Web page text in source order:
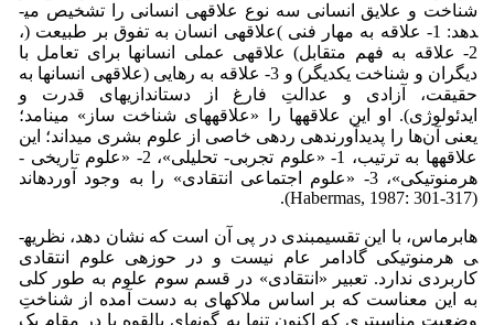
شناخت و علایق انسانی سه نوع علاقه­ی انسانی را تشخیص می­
دهد: 1- علاقه به مهار فنی )علاقه­ی انسان به تفوق بر طبیعت (،
2- علاقه به فهم متقابل) علاقه­ی عملی انسان­ها برای تعامل با
دیگران و شناخت یکدیگر) و 3- علاقه به رهایی (علاقه­ی انسان­ها به
حقیقت، آزادی و عدالتِ فارغ از دست­اندازی­های قدرت و
ایدئولوژی). او این علاقه­ها را «علاقه­های شناخت ساز» می­نامد؛
یعنی آن‌ها را پدیدآورنده­ی رده­ی خاصی از علوم بشری می­داند؛ این
علاقه­ها به ترتیب، 1- «علوم تجربی- تحلیلی»، 2- «علوم تاریخی -
هرمنوتیکی»، 3- «علوم اجتماعی انتقادی» را به وجود آورده­اند
(Habermas, 1987: 301-317).
هابرماس، با این تقسیم­بندی در پی آن است که نشان دهد، نظریه­
ی هرمنوتیکی گادامر عام نیست و در حوزه­ی علوم انتقادی
کاربردی ندارد. تعبیر «انتقادی» در قسم سوم علوم به طور کلی
به این معناست که بر اساس ملاک­های به دست آمده از شناختِ
وضعیت مناسب­تری که اکنون تنها به گونه­ای بالقوه یا در مقام یک